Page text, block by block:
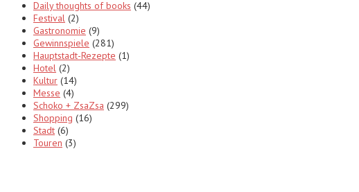
Daily thoughts of books (44)
Festival (2)
Gastronomie (9)
Gewinnspiele (281)
Hauptstadt-Rezepte (1)
Hotel (2)
Kultur (14)
Messe (4)
Schoko + ZsaZsa (299)
Shopping (16)
Stadt (6)
Touren (3)